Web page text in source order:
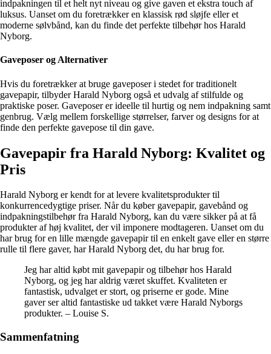
indpakningen til et helt nyt niveau og give gaven et ekstra touch af
luksus. Uanset om du foretrækker en klassisk rød sløjfe eller et
moderne sølvbånd, kan du finde det perfekte tilbehør hos Harald
Nyborg.
Gaveposer og Alternativer
Hvis du foretrækker at bruge gaveposer i stedet for traditionelt
gavepapir, tilbyder Harald Nyborg også et udvalg af stilfulde og
praktiske poser. Gaveposer er ideelle til hurtig og nem indpakning samt
genbrug. Vælg mellem forskellige størrelser, farver og designs for at
finde den perfekte gavepose til din gave.
Gavepapir fra Harald Nyborg: Kvalitet og
Pris
Harald Nyborg er kendt for at levere kvalitetsprodukter til
konkurrencedygtige priser. Når du køber gavepapir, gavebånd og
indpakningstilbehør fra Harald Nyborg, kan du være sikker på at få
produkter af høj kvalitet, der vil imponere modtageren. Uanset om du
har brug for en lille mængde gavepapir til en enkelt gave eller en større
rulle til flere gaver, har Harald Nyborg det, du har brug for.
Jeg har altid købt mit gavepapir og tilbehør hos Harald
Nyborg, og jeg har aldrig været skuffet. Kvaliteten er
fantastisk, udvalget er stort, og priserne er gode. Mine
gaver ser altid fantastiske ud takket være Harald Nyborgs
produkter. – Louise S.
Sammenfatning